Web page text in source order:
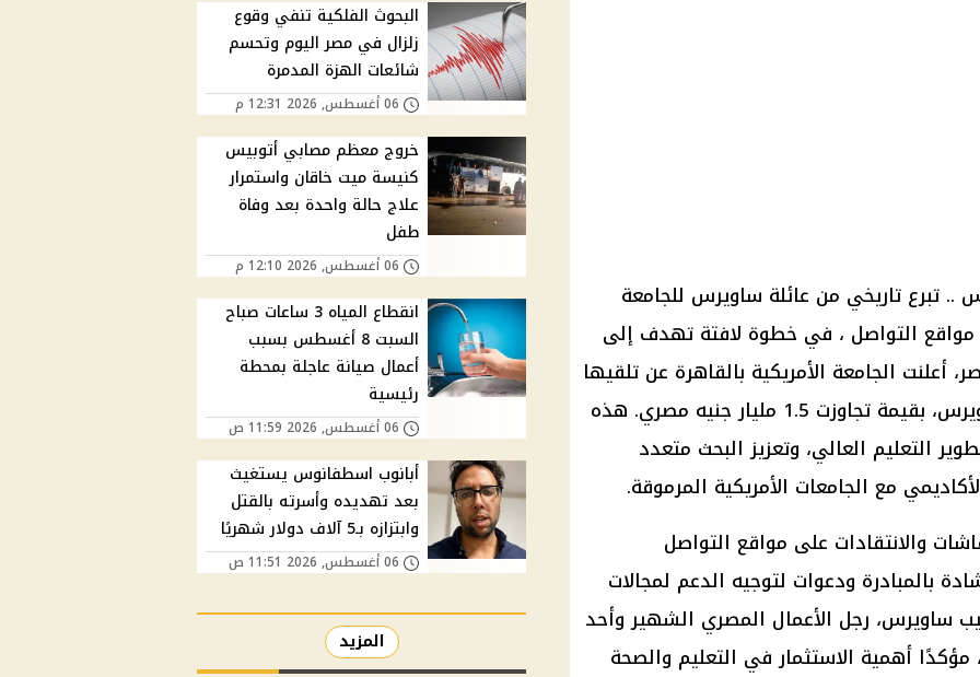
.. تبرع تاريخي من عائلة ساويرس للجامعة
مواقع التواصل ، في خطوة لافتة تهدف إلى
أعلنت الجامعة الأمريكية بالقاهرة عن تلقيها
، بقيمة تجاوزت 1.5 مليار جنيه مصري. هذه
التعليم العالي، وتعزيز البحث متعدد
مع الجامعات الأمريكية المرموقة.
والانتقادات على مواقع التواصل
بالمبادرة ودعوات لتوجيه الدعم لمجالات
ساويرس، رجل الأعمال المصري الشهير وأحد
مؤكدًا أهمية الاستثمارفي التعليم والصحة
البحوث الفلكية تنفي وقوع
زلزال في مصر اليوم وتحسم
شائعات الهزة المدمرة
06 أغسطس, 2026 12:31 م
خروج معظم مصابي أتوبيس
كنيسة ميت خاقان واستمرار
علاج حالة واحدة بعد وفاة
طفل
06 أغسطس, 2026 12:10 م
انقطاع المياه 3 ساعات صباح
السبت 8 أغسطس بسبب
أعمال صيانة عاجلة بمحطة
رئيسية
06 أغسطس, 2026 11:59 ص
أبانوب اسطفانوس يستغيث
بعد تهديده وأسرته بالقتل
وابتزازه بـ5 آلاف دولار شهريًا
06 أغسطس, 2026 11:51 ص
المزيد